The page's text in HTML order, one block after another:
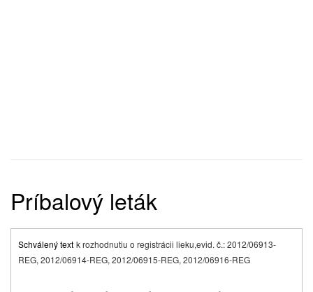
Príbalový leták
Schválený text k rozhodnutiu o registrácii lieku,evid. č.: 2012/06913-
REG, 2012/06914-REG, 2012/06915-REG, 2012/06916-REG